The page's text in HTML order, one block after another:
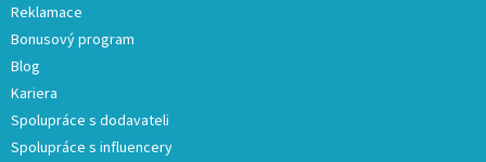
Reklamace
Bonusový program
Blog
Kariera
Spolupráce s dodavateli
Spolupráce s influencery